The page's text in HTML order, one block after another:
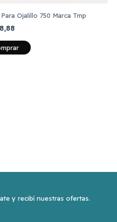
Ojalillo 750 Marca Tmp
y recibí nuestras ofertas.